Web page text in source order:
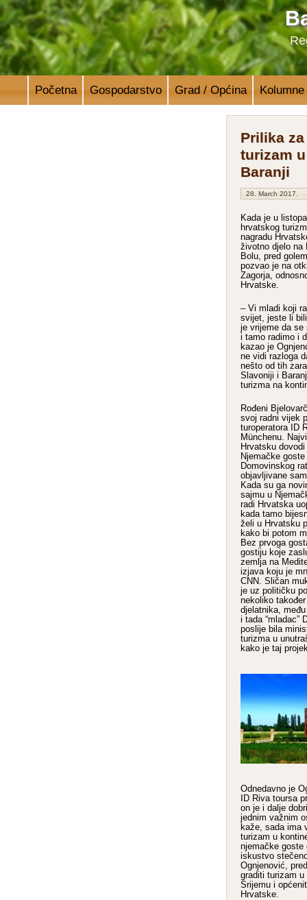
Početna Gospodarstvo Grad / Općina Kolumne
Prilika za
turizam u
Baranji
28. March 2017.
Kada je u
hrvatskog
nagradu
životno djelo na
Bolu, pred
pozvao je na
Zagorja,
Hrvatske.
– Vi mladi koji
svijet, jeste li
je vrijeme da
i tamo radimo i
kazao je
ne vidi razloga
nešto od tih
Slavoniji i
turizma na
Rođeni
svoj radni vijek
turoperatora ID
Münchenu.
Hrvatsku
Njemačke
Domovinskog
objavljivane
Kada su ga
sajmu u
radi Hrvatska
kada tamo
želi u Hrvatsku
kako bi potom
Bez prvoga
gostiju koje
zemlja na
izjava koju je
CNN. Sličan
je uz političku
nekoliko
djelatnika,
i tada “mladac”
poslije bila
turizma u
kako je taj
Odnedavno je
ID Riva toursa
on je i dalje
jednim važnim
kaže, sada ima
turizam u
njemačke goste
iskustvo
Ognjenović,
graditi turizam
Srijemu i
Hrvatske.